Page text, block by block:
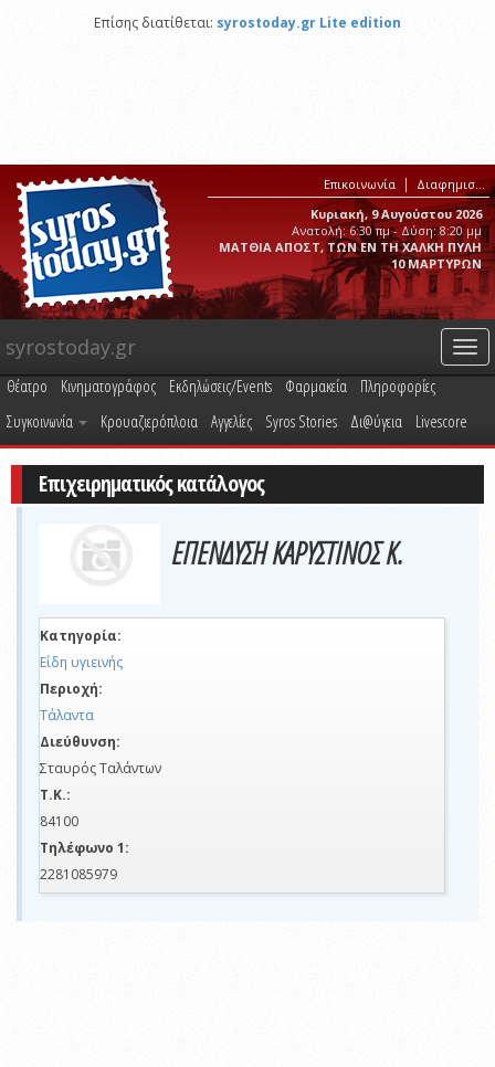
Επίσης διατίθεται: syrostoday.gr Lite edition
Επικοινωνία
Διαφημιστείτε στο syrostoday.gr
Κυριακή, 9 Αυγούστου 2026
Ανατολή: 6:30 πμ - Δύση: 8:20 μμ
ΜΑΤΘΙΑ ΑΠΟΣΤ, ΤΩΝ ΕΝ ΤΗ ΧΑΛΚΗ ΠΥΛΗ
10 ΜΑΡΤΥΡΩΝ
syrostoday.gr
Θέατρο Κινηματογράφος Εκδηλώσεις/Events Φαρμακεία
Πληροφορίες
Συγκοινωνία
Κρουαζιερόπλοια Αγγελίες Syros Stories Δι@ύγεια Livescore
Επιχειρηματικός κατάλογος
ΕΠΕΝΔΥΣΗ ΚΑΡΥΣΤΙΝΟΣ Κ.
Κατηγορία:
Είδη υγιεινής
Περιοχή:
Τάλαντα
Διεύθυνση:
Σταυρός Ταλάντων
Τ.Κ.:
84100
Τηλέφωνο 1:
2281085979